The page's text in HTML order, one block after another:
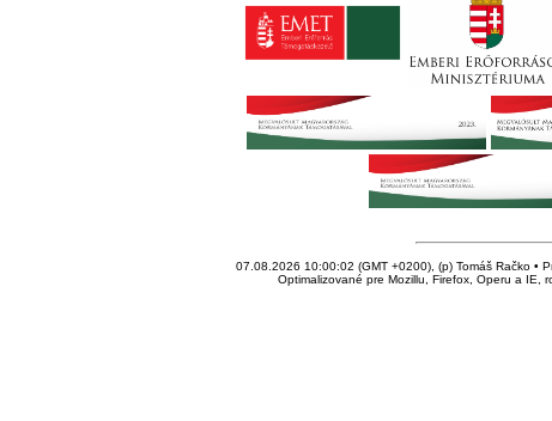
07.08.2026 10:00:02 (GMT +0200), (p) Tomáš Račko •
Optimalizované pre Mozillu, Firefox, Operu a IE,